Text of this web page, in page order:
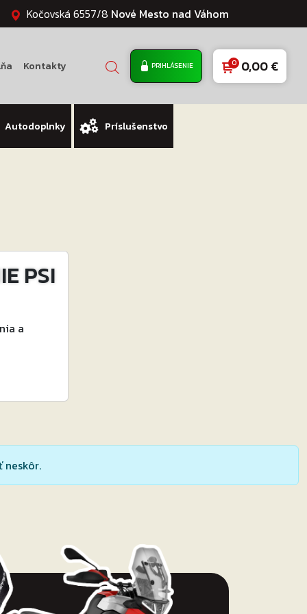
Kočovská 6557/8 Nové Mesto nad Váhom
Kontakty PRIHLÁSENIE 0,00€
Autodoplnky Príslušenstvo
PSI
a
neskôr.